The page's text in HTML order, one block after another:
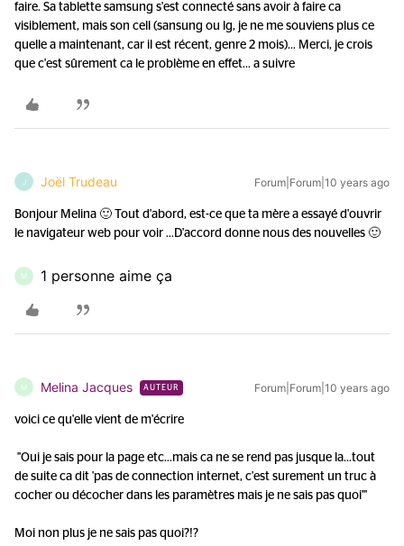
faire. Sa tablette samsung s'est connecté sans avoir à faire ca
visiblement, mais son cell (sansung ou lg, je ne me souviens plus ce
quelle a maintenant, car il est récent, genre 2 mois)... Merci, je crois
que c'est sûrement ca le problème en effet... a suivre
J Joël Trudeau Forum|Forum|10 years ago
Bonjour Melina 🙂 Tout d'abord, est-ce que ta mère a essayé d'ouvrir
le navigateur web pour voir ...D'accord donne nous des nouvelles 🙂
M 1 personne aime ça
M Melina Jacques AUTEUR Forum|Forum|10 years ago
voici ce qu'elle vient de m'écrire
"Oui je sais pour la page etc...mais ca ne se rend pas jusque la...tout
de suite ca dit 'pas de connection internet, c'est surement un truc à
cocher ou décocher dans les paramètres mais je ne sais pas quoi'"
Moi non plus je ne sais pas quoi?!?